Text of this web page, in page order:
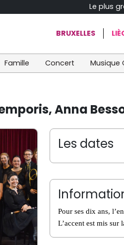
Le plus
BRUXELLES
Famille Concert Musique
Anna
Les dates
Pour ses dix ans,
L’accent est mis